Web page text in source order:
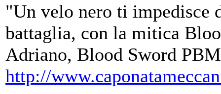
"Un velo nero ti impedisce
battaglia, con la mitica
Adriano, Blood Sword PBM
http://